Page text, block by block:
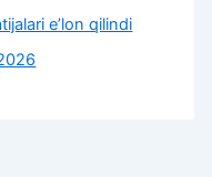
e’lon qilindi